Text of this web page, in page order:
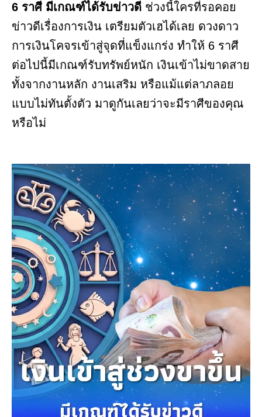
6 ราศี มีเกณฑ์ได้รับข่าวดี ช่วงนี้ใครที่รอคอย
ข่าวดีเรื่องการเงิน เตรียมตัวเฮได้เลย ดวงดาว
การเงินโคจรเข้าสู่จุดที่แข็งแกร่ง ทำให้ 6 ราศี
ต่อไปนี้มีเกณฑ์รับทรัพย์หนัก เงินเข้าไม่ขาดสาย
ทั้งจากงานหลัก งานเสริม หรือแม้แต่ลาภลอย
แบบไม่ทันตั้งตัว มาดูกันเลยว่าจะมีราศีของคุณ
หรือไม่